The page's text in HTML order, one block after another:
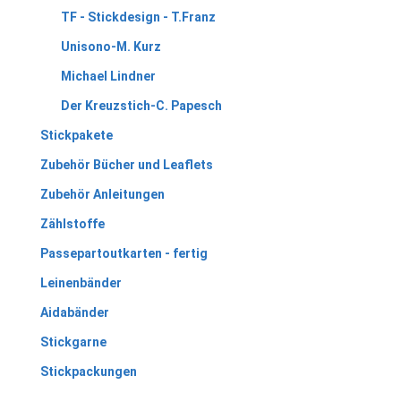
TF - Stickdesign - T.Franz
Unisono-M. Kurz
Michael Lindner
Der Kreuzstich-C. Papesch
Stickpakete
Zubehör Bücher und Leaflets
Zubehör Anleitungen
Zählstoffe
Passepartoutkarten - fertig
Leinenbänder
Aidabänder
Stickgarne
Stickpackungen